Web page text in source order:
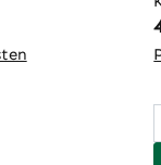
die
sie als